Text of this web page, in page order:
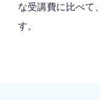
な受講費に比べて
す。